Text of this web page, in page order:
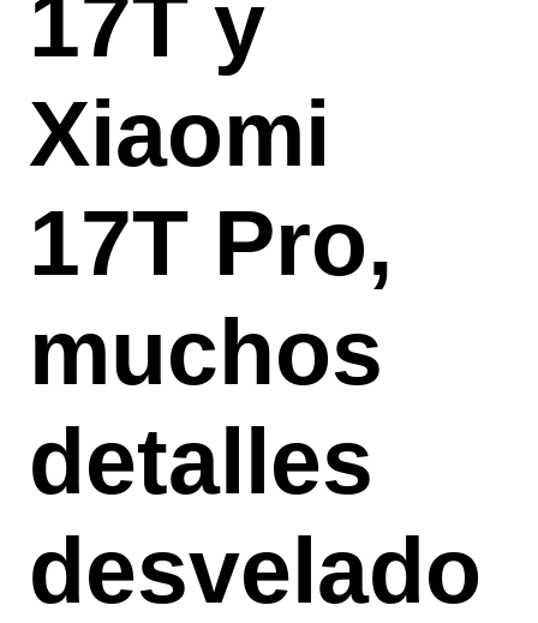
17T y
Xiaomi
17T Pro,
muchos
detalles
desvelado